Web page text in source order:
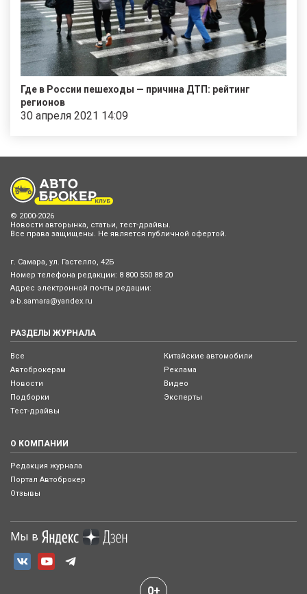
Где в России пешеходы — причина ДТП: рейтинг
регионов
30 апреля 2021 14:09
© 2000-2026
Новости авторынка, статьи, тест-драйвы.
Все права защищены. Не является публичной офертой.
г. Самара, ул. Гастелло, 42Б
Номер телефона редакции: 8 800 550 88 20
Адрес электронной почты редации:
a-b.samara@yandex.ru
РАЗДЕЛЫ ЖУРНАЛА
Все
Автоброкерам
Новости
Подборки
Тест-драйвы
Китайские автомобили
Реклама
Видео
Эксперты
О КОМПАНИИ
Редакция журнала
Портал Автоброкер
Отзывы
Мы в
0+